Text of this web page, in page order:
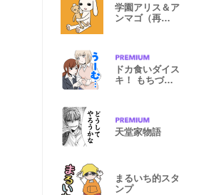
学園アリス＆ア
ンマゴ（再
ドカ食いダイス
キ！ もちづき
天堂家物語
まるいち的スタ
ンプ